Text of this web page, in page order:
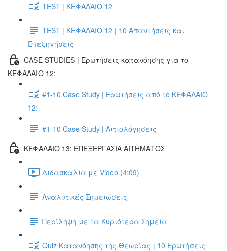
TEST | ΚΕΦΑΛΑΙΟ 12
TEST | ΚΕΦΑΛΑΙΟ 12 | 10 Απαντήσεις και
Επεξηγήσεις
CASE STUDIES | Ερωτήσεις κατανόησης για το
ΚΕΦΑΛΑΙΟ 12:
#1-10 Case Study | Ερωτήσεις από το ΚΕΦΑΛΑΙΟ
12:
#1-10 Case Study | Αιτιολόγησεις
ΚΕΦΑΛΑΙΟ 13: ΕΠΕΞΕΡΓΑΣΙΑ ΑΙΤΗΜΑΤΟΣ
Διδασκαλία με Video (4:09)
Αναλυτικές Σημειώσεις
Περίληψη με τα Κυριότερα Σημεία
Quiz Κατανόησης της Θεωρίας | 10 Ερωτήσεις